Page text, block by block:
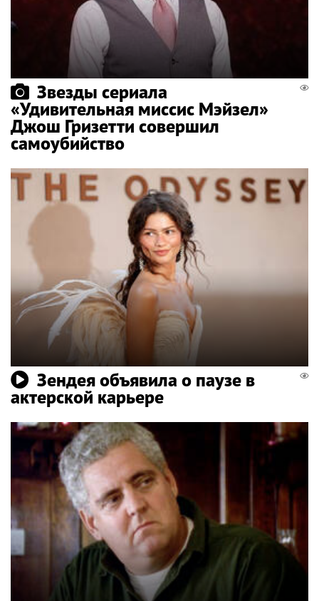
Звезды сериала
«Удивительная миссис Мэйзел»
Джош Гризетти совершил
самоубийство
Зендея объявила о паузе в
актерской карьере